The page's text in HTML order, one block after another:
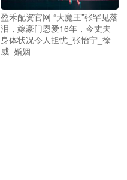
盈禾配资官网 “大魔王”张罕见落
泪，嫁豪门恩爱16年，今丈夫
身体状况令人担忧_张怡宁_徐
威_婚姻